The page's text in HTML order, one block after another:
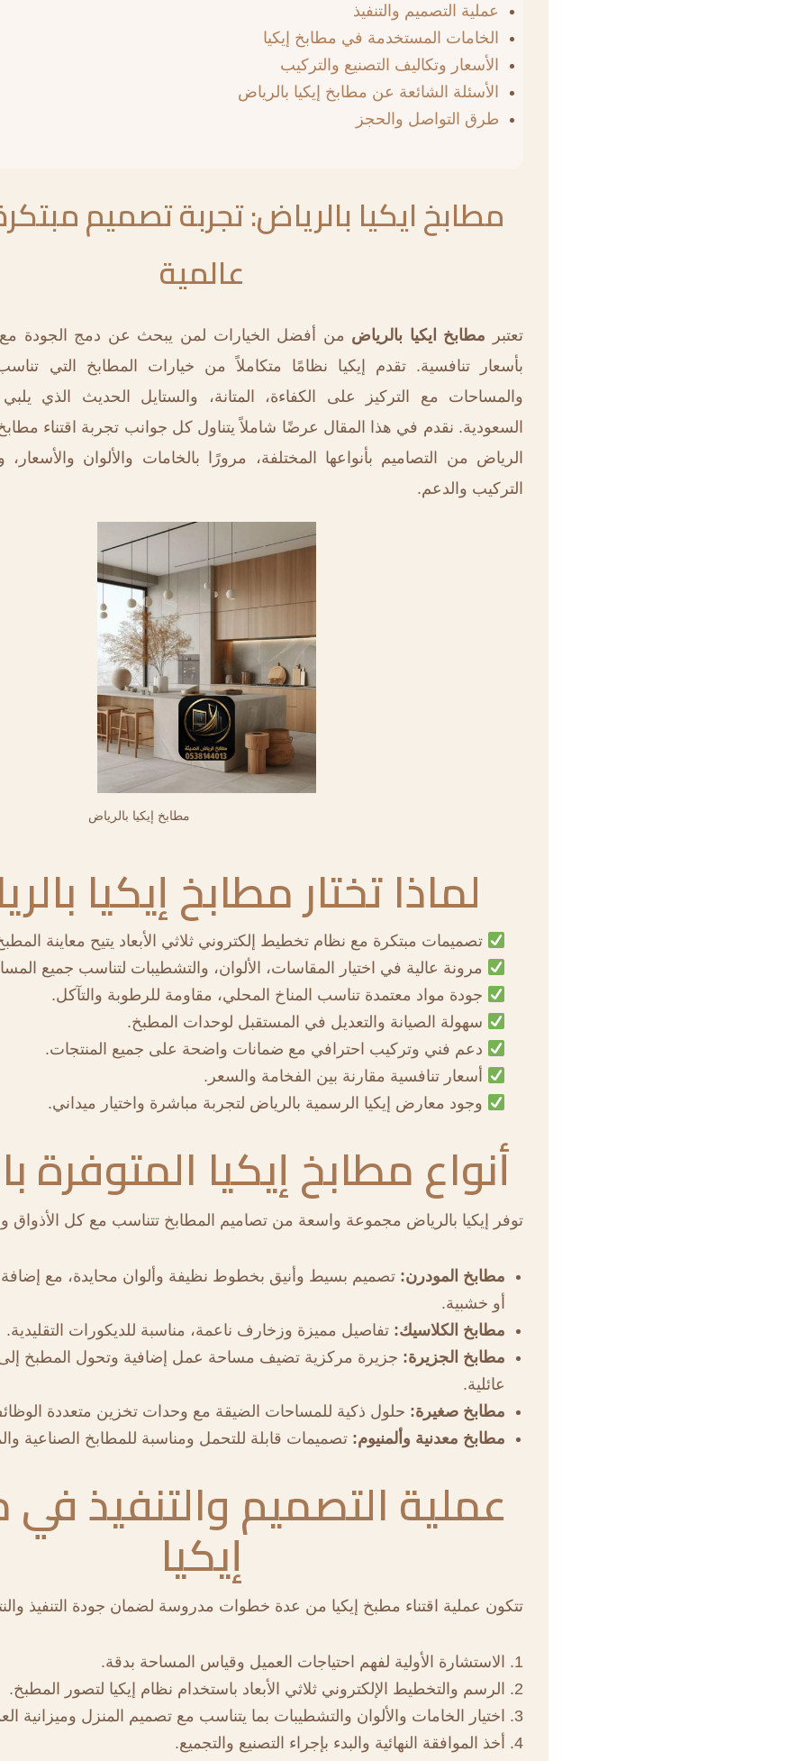
عملية التصميم والتنفيذ
الخامات المستخدمة في مطابخ إيكيا
الأسعار وتكاليف التصنيع والتركيب
الأسئلة الشائعة عن مطابخ إيكيا بالرياض
طرق التواصل والحجز
مطابخ ايكيا بالرياض: تجربة تصميم
عالمية
تعتبر مطابخ ايكيا بالرياض من أفضل الخيارات لمن يبحث عن دمج الجودة
بأسعار تنافسية. تقدم إيكيا نظامًا متكاملاً من خيارات المطابخ التي
والمساحات مع التركيز على الكفاءة، المتانة، والستايل الحديث الذي
السعودية. نقدم في هذا المقال عرضًا شاملاً يتناول كل جوانب تجربة اقتناء
الرياض من التصاميم بأنواعها المختلفة، مرورًا بالخامات والألوان
التركيب والدعم.
مطابخ إيكيا بالرياض
لماذا تختار مطابخ إيكيا
تصميمات مبتكرة مع نظام تخطيط إلكتروني ثلاثي الأبعاد يتيح معاينة
مرونة عالية في اختيار المقاسات، الألوان، والتشطيبات لتناسب جميع
جودة مواد معتمدة تناسب المناخ المحلي، مقاومة للرطوبة والتآكل.
سهولة الصيانة والتعديل في المستقبل لوحدات المطبخ.
دعم فني وتركيب احترافي مع ضمانات واضحة على جميع المنتجات.
أسعار تنافسية مقارنة بين الفخامة والسعر.
وجود معارض إيكيا الرسمية بالرياض لتجربة مباشرة واختيار ميداني.
أنواع مطابخ إيكيا المتوفرة
توفر إيكيا بالرياض مجموعة واسعة من تصاميم المطابخ تتناسب مع كل الأذواق
مطابخ المودرن: تصميم بسيط وأنيق بخطوط نظيفة وألوان محايدة، مع
أو خشبية.
مطابخ الكلاسيك: تفاصيل مميزة وزخارف ناعمة، مناسبة للديكورات التقليدية.
مطابخ الجزيرة: جزيرة مركزية تضيف مساحة عمل إضافية وتحول المطبخ إلى
عائلية.
مطابخ صغيرة: حلول ذكية للمساحات الضيقة مع وحدات تخزين متعددة
مطابخ معدنية وألمنيوم: تصميمات قابلة للتحمل ومناسبة للمطابخ الصناعية
عملية التصميم والتنفيذ
إيكيا
تتكون عملية اقتناء مطبخ إيكيا من عدة خطوات مدروسة لضمان جودة التنفيذ
الاستشارة الأولية لفهم احتياجات العميل وقياس المساحة بدقة.
الرسم والتخطيط الإلكتروني ثلاثي الأبعاد باستخدام نظام إيكيا لتصور المطبخ.
اختيار الخامات والألوان والتشطيبات بما يتناسب مع تصميم المنزل وميزانية
أخذ الموافقة النهائية والبدء بإجراء التصنيع والتجميع.